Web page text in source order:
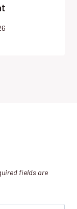
fields are